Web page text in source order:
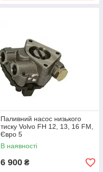
Паливний насос низького
тиску Volvo FH 12, 13, 16 FM,
Євро 5
В наявності
6 900 ₴